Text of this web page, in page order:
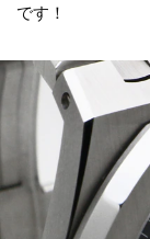
です！